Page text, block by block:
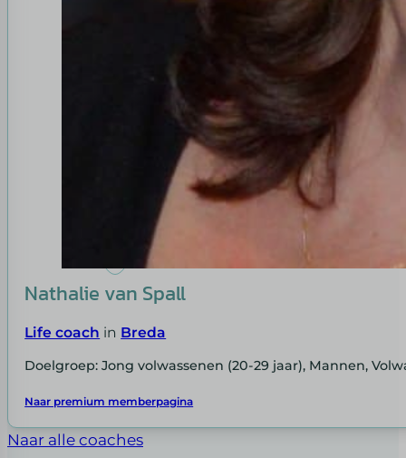
Nathalie van Spall
Life coach in Breda
Doelgroep: Jong volwassenen (20-29 jaar), Mannen,
Naar premium memberpagina
Naar alle coaches